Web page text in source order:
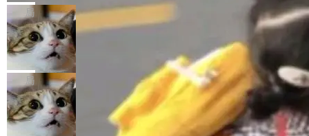
“启蒙老师”。 而今年，恰好是雷霄骅离世十周
年。FFmpeg 社区最终选择用一个大版本的名
字，留下了这份纪念。 雷霄骅曾是中国传媒大学
数字电视技术方向的博士生，长期从事视频、音
频技...
编写程序，目标是完成电商平台作者信息与商品
列表的数据匹配 —— 一项常规的数据处理任
务，最终却产生了 180 万美元的账单，实际支出
超出原定预算 860%。 更令人意外的是，该项目
最终并未成功落地，而高额算力消耗持续运行长
达 5 个月，公司直到财务对账时才察觉异常。这
意味着一个无人看管的 AI 程序，在近半年时间
里日夜不停地"烧钱"。 复盘显示，...
e CEO Clément Delangue 在 CNBC 的采访里
没有拐弯抹角。他说中国正在赢得 AI 竞赛，而
且按目前的速度，中国 AI 工具预计在今年底或
2027 年就能追上美国前沿实验室的水平。 Dela
ngue 把原因归结为一件事：开放协作。中国的
AI 开发者在一个共享和协作的生态里加速迭代，
而美国模型厂商在"闭门造车"。他的原话是 "buil
ding in silos"——各自为战，互不通气。 这个判
局
当 AI agent 把源码变成了最好的扩展系
统，开发者工具必须开源
五年前，David Crawshaw 问过很多软件工程师
一个问题：你写过什么给自己用的程序？答案几
乎都是没有。工程师们整天用别人写的程序写程
序给别人用。偶尔有人自己写个博客系统、智能
家居控制、家庭实验室，都算稀奇事。 Crawsh
局
DeepSeek Harness 宣布内测邀请，全
网最大规模开源 Agent 路演现场诞生
一条内测招募帖，发出去的时候大概没人想到它